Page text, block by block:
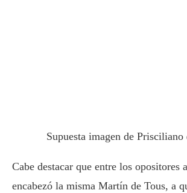
Supuesta imagen de
Cabe destacar que entre los opositores
encabezó la misma Martín de Tous, a